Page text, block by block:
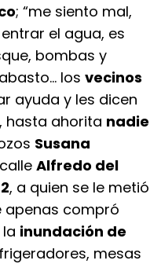
; “me siento mal,
el agua, es
bombas y
los vecinos
ayuda y les dicen
hasta ahorita nadie
Susana
Alfredo del
, a quien se le metió
apenas compró
inundación de
mesas